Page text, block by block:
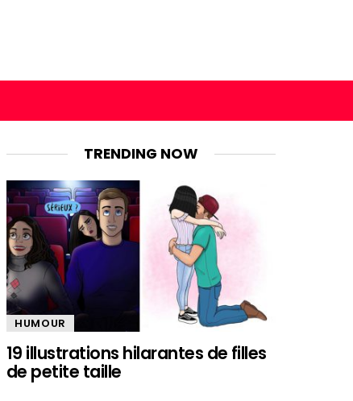
TRENDING NOW
HUMOUR
19 illustrations hilarantes de filles
de petite taille